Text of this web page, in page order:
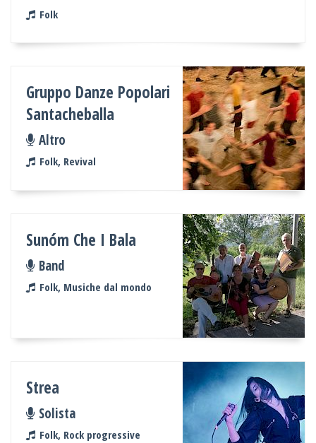
Folk
Gruppo Danze Popolari
Santacheballa
Altro
Folk, Revival
Sunóm Che I Bala
Band
Folk, Musiche dal mondo
Strea
Solista
Folk, Rock progressive